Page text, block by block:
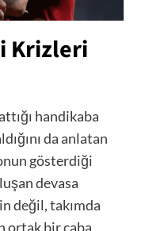
Krizleri
handikaba
da anlatan
gösterdiği
devasa
değil, takımda
ortak bir çaba